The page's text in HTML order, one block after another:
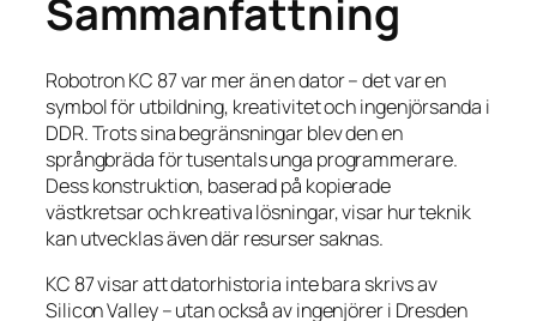
Sammanfattning
Robotron KC 87 var mer än en dator – det var en
symbol för utbildning, kreativitet och ingenjörsanda i
DDR. Trots sina begränsningar blev den en
språngbräda för tusentals unga programmerare.
Dess konstruktion, baserad på kopierade
västkretsar och kreativa lösningar, visar hur teknik
kan utvecklas även där resurser saknas.
KC 87 visar att datorhistoria inte bara skrivs av
Silicon Valley – utan också av ingenjörer i Dresden